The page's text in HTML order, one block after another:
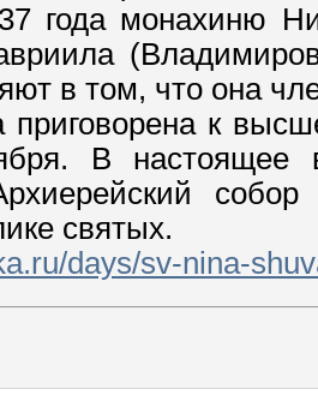
года монахиню
в том, что она
к
В настоящее
святых.
days/sv-nina-